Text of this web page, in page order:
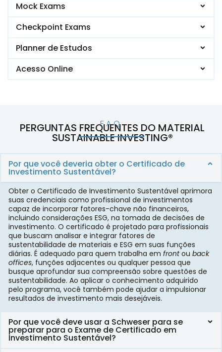
Mock Exams
Checkpoint Exams
Planner de Estudos
Acesso Online
FAQ
PERGUNTAS FREQUENTES DO MATERIAL
SUSTAINABLE INVESTING®
Por que você deveria obter o Certificado de
Investimento Sustentável?
Obter o Certificado de Investimento Sustentável aprimora
suas credenciais como profissional de investimentos
capaz de incorporar fatores-chave não financeiros,
incluindo considerações ESG, na tomada de decisões de
investimento. O certificado é projetado para profissionais
que buscam analisar e integrar fatores de
sustentabilidade de materiais e ESG em suas funções
diárias. É adequado para quem trabalha em frontou back
offices, funções adjacentes ou qualquer pessoa que
busque aprofundar sua compreensão sobre questões de
sustentabilidade. Ao aplicar o conhecimento adquirido
pelo programa, você também pode ajudar a impulsionar
resultados de investimento mais desejáveis.
Por que você deve usar a Schweser para se
preparar para o Exame de Certificado em
Investimento Sustentável?